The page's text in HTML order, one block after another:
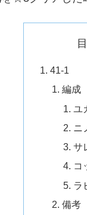
41-1
編成
ユ
ニ
サ
コ
ラ
備考